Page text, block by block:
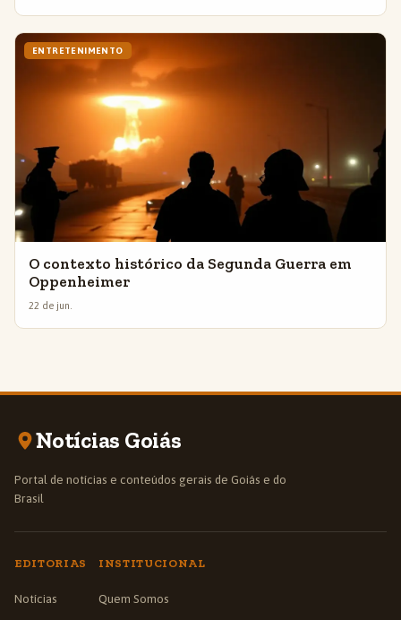
ENTRETENIMENTO
O contexto histórico da Segunda Guerra em
Oppenheimer
22 de jun.
Notícias Goiás
Portal de notícias e conteúdos gerais de Goiás e do
Brasil
EDITORIAS
Notícias
INSTITUCIONAL
Quem Somos